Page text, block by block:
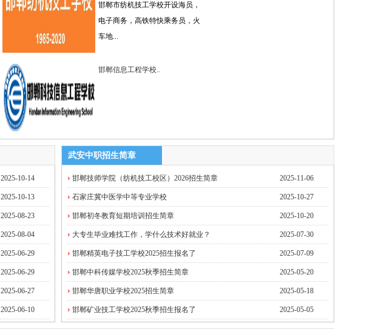
邯郸市纺机技工学校开设海员，
电子商务，高铁特快乘务员，火
车地...
邯郸信息工程学校..
2025-10-14
2025-10-13
2025-08-23
2025-08-04
2025-06-29
2025-06-29
2025-06-27
2025-06-10
武安中职招生简章
邯郸技师学院（纺机技工校区）2026招生简章 2025-11-06
石家庄冀中医学中等专业学校 2025-10-27
邯郸初冬教育短期培训招生简章 2025-10-20
大专生毕业难找工作，学什么技术好就业？ 2025-07-30
邯郸精英电子技工学校2025招生报名了 2025-07-09
邯郸中科传媒学校2025秋季招生简章 2025-05-20
邯郸华唐职业学校2025招生简章 2025-05-18
邯郸矿业技工学校2025秋季招生报名了 2025-05-05